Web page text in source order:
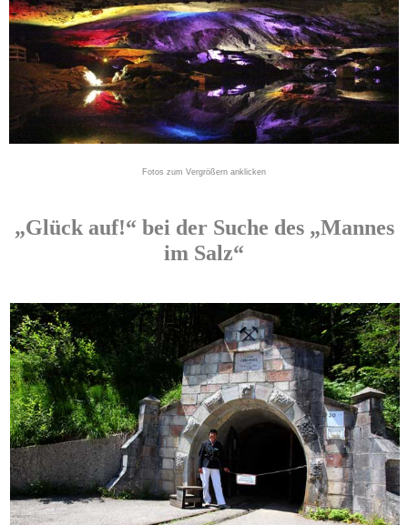
Fotos zum Vergrößern anklicken
„Glück auf!“ bei der Suche des „Mannes
im Salz“